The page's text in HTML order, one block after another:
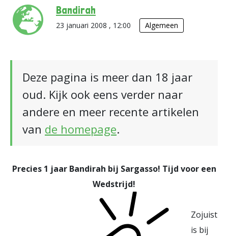
Bandirah
23 januari 2008 , 12:00 Algemeen
Deze pagina is meer dan 18 jaar
oud. Kijk ook eens verder naar
andere en meer recente artikelen
van de homepage.
Precies 1 jaar Bandirah bij Sargasso! Tijd voor een
Wedstrijd!
Zojuist
is bij